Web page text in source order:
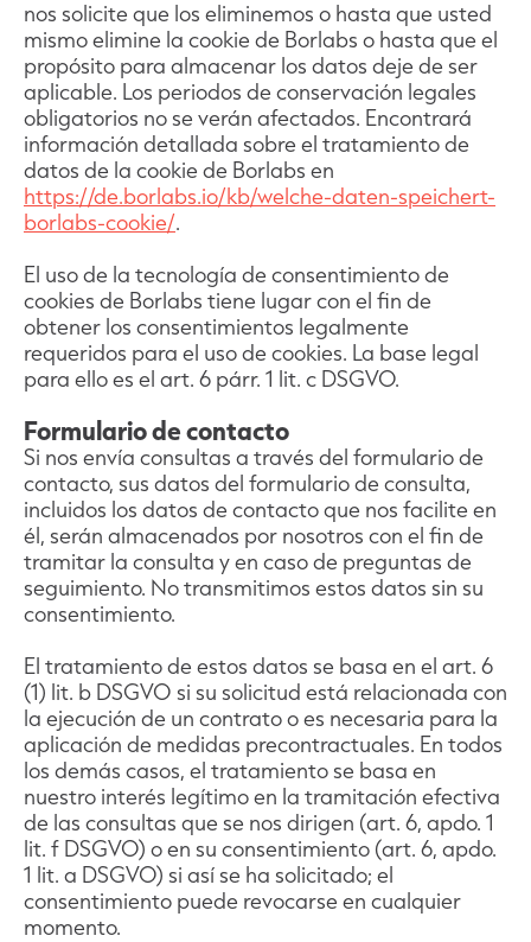
nos solicite que los eliminemos o hasta que usted
mismo elimine la cookie de Borlabs o hasta que el
propósito para almacenar los datos deje de ser
aplicable. Los periodos de conservación legales
obligatorios no se verán afectados. Encontrará
información detallada sobre el tratamiento de
datos de la cookie de Borlabs en
https://de.borlabs.io/kb/welche-daten-speichert-
borlabs-cookie/.
El uso de la tecnología de consentimiento de
cookies de Borlabs tiene lugar con el fin de
obtener los consentimientos legalmente
requeridos para el uso de cookies. La base legal
para ello es el art. 6 párr. 1 lit. c DSGVO.
Formulario de contacto
Si nos envía consultas a través del formulario de
contacto, sus datos del formulario de consulta,
incluidos los datos de contacto que nos facilite en
él, serán almacenados por nosotros con el fin de
tramitar la consulta y en caso de preguntas de
seguimiento. No transmitimos estos datos sin su
consentimiento.
El tratamiento de estos datos se basa en el art. 6
(1) lit. b DSGVO si su solicitud está relacionada con
la ejecución de un contrato o es necesaria para la
aplicación de medidas precontractuales. En todos
los demás casos, el tratamiento se basa en
nuestro interés legítimo en la tramitación efectiva
de las consultas que se nos dirigen (art. 6, apdo. 1
lit. f DSGVO) o en su consentimiento (art. 6, apdo.
1 lit. a DSGVO) si así se ha solicitado; el
consentimiento puede revocarse en cualquier
momento.